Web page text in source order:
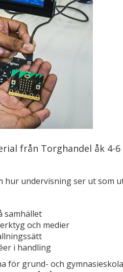
från Torghandel åk 4-6
undervisning ser ut som
samhället
och medier
i handling
för grund- och